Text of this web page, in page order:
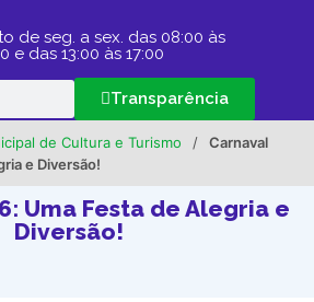
de seg. a sex. das 08:00 às
e das 13:00 às 17:00
Transparência
de Cultura e Turismo /
Carnaval
e Diversão!
Uma Festa de Alegria e
Diversão!